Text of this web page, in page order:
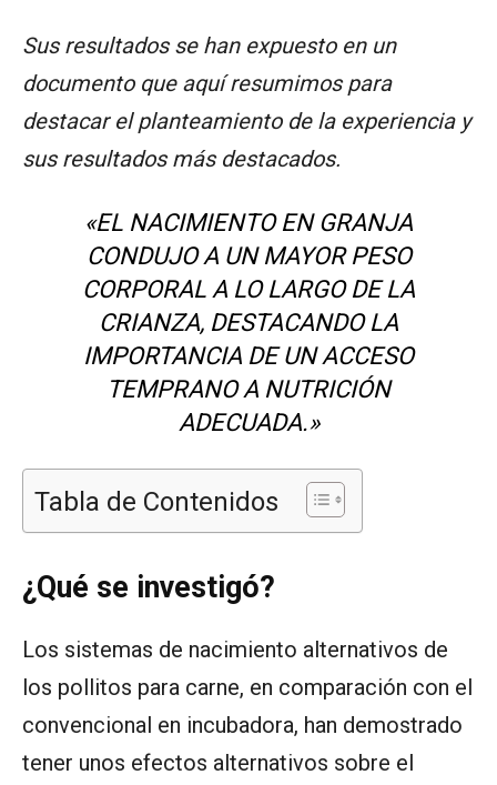
Sus resultados se han expuesto en un
documento que aquí resumimos para
destacar el planteamiento de la experiencia y
sus resultados más destacados.
«EL NACIMIENTO EN GRANJA
CONDUJO A UN MAYOR PESO
CORPORAL A LO LARGO DE LA
CRIANZA, DESTACANDO LA
IMPORTANCIA DE UN ACCESO
TEMPRANO A NUTRICIÓN
ADECUADA.»
Tabla de Contenidos
¿Qué se investigó?
Los sistemas de nacimiento alternativos de
los pollitos para carne, en comparación con el
convencional en incubadora, han demostrado
tener unos efectos alternativos sobre el